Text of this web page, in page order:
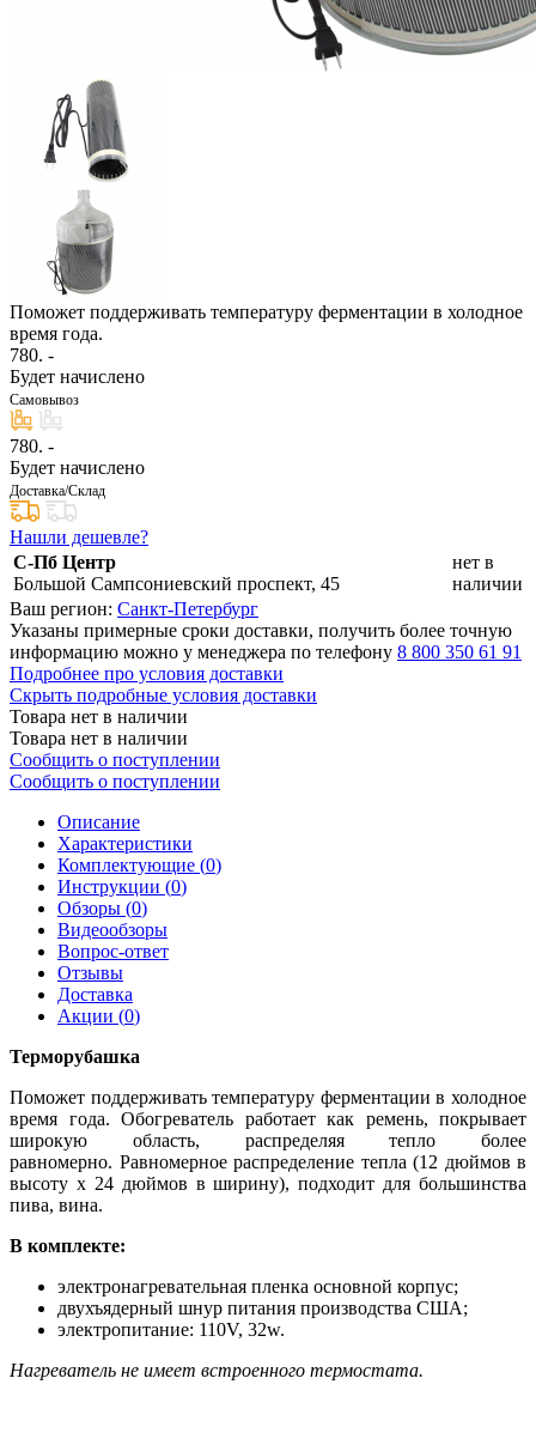
Поможет поддерживать температуру ферментации в холодное
время года.
780. -
Будет начислено
Самовывоз
780. -
Будет начислено
Доставка/Склад
Нашли дешевле?
С-Пб Центр
Большой Сампсониевский проспект, 45
нет в
наличии
Ваш регион: Санкт-Петербург
Указаны примерные сроки доставки, получить более точную
информацию можно у менеджера по телефону 8 800 350 61 91
Подробнее про условия доставки
Скрыть подробные условия доставки
Товара нет в наличии
Товара нет в наличии
Сообщить о поступлении
Сообщить о поступлении
Описание
Характеристики
Комплектующие (0)
Инструкции (0)
Обзоры (0)
Видеообзоры
Вопрос-ответ
Отзывы
Доставка
Акции (0)
Терморубашка
Поможет поддерживать температуру ферментации в холодное
время года. Обогреватель работает как ремень, покрывает
широкую область, распределяя тепло более
равномерно. Равномерное распределение тепла (12 дюймов в
высоту x 24 дюймов в ширину), подходит для большинства
пива, вина.
В комплекте:
электронагревательная пленка основной корпус;
двухъядерный шнур питания производства США;
электропитание: 110V, 32w.
Нагреватель не имеет встроенного термостата.